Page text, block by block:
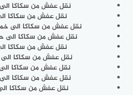
نقل عفش من سكاكا الى
نقل عفش من سكاكا
نقل عفش من سكاكا الى
نقل عفش من سكاكا الى
نقل عفش من سكاكا
نقل عفش من سكاكا الى
نقل عفش من سكاكا
نقل عفش من سكاكا الى
نقل عفش من سكاكا